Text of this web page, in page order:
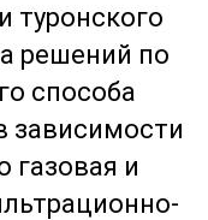
туронского
решений по
способа
зависимости
газовая и